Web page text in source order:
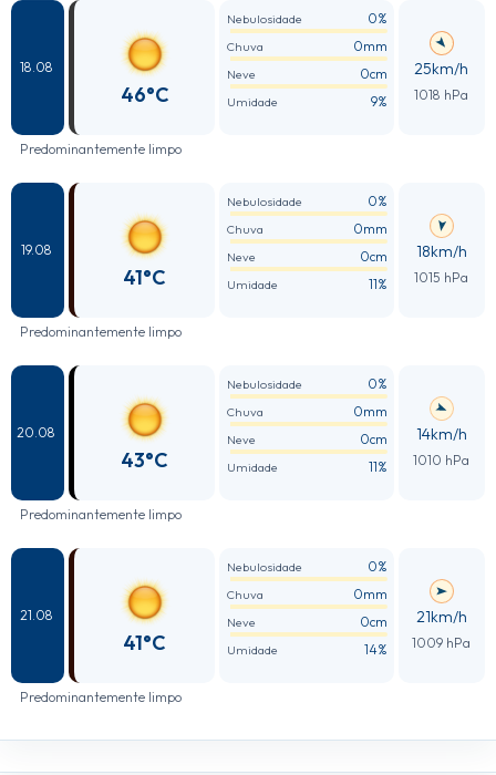
18.08
46°C
Nebulosidade 0%
Chuva 0mm
Neve 0cm
Umidade 9%
25km/h
1018 hPa
Predominantemente limpo
19.08
41°C
Nebulosidade 0%
Chuva 0mm
Neve 0cm
Umidade 11%
18km/h
1015 hPa
Predominantemente limpo
20.08
43°C
Nebulosidade 0%
Chuva 0mm
Neve 0cm
Umidade 11%
14km/h
1010 hPa
Predominantemente limpo
21.08
41°C
Nebulosidade 0%
Chuva 0mm
Neve 0cm
Umidade 14%
21km/h
1009 hPa
Predominantemente limpo